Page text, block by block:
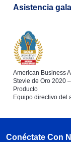
Asistencia
American Business
Stevie de Oro 2020 –
Producto
Equipo directivo del
Conéctate Con